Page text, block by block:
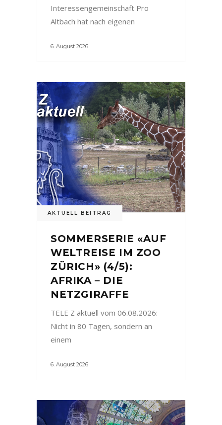
Interessengemeinschaft Pro
Altbach hat nach eigenen
6. August 2026
AKTUELL BEITRAG
SOMMERSERIE «AUF
WELTREISE IM ZOO
ZÜRICH» (4/5):
AFRIKA – DIE
NETZGIRAFFE
TELE Z aktuell vom 06.08.2026:
Nicht in 80 Tagen, sondern an
einem
6. August 2026